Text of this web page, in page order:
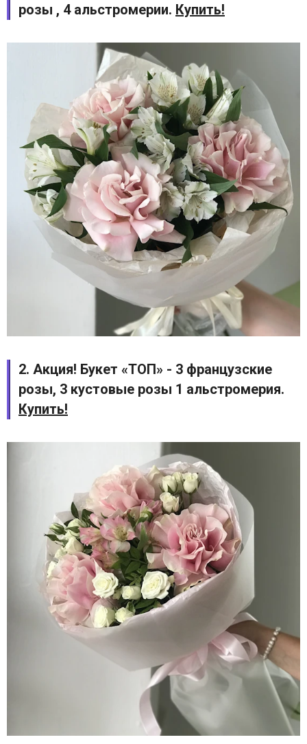
розы , 4 альстромерии. Купить!
2. Акция! Букет «ТОП» - 3 французские
розы, 3 кустовые розы 1 альстромерия.
Купить!